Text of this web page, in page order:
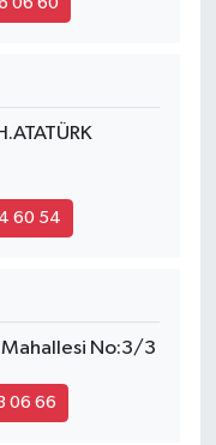
60 54
No:3/3
06 66